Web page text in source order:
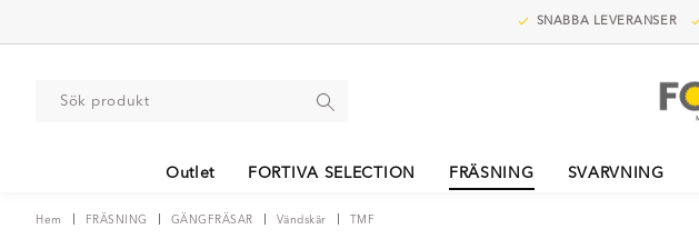
SNABBA LEVERANSER
Outlet FORTIVA SELECTION FRÄSNING SVARVNING
Hem FRÄSNING GÄNGFRÄSAR Vändskär TMF